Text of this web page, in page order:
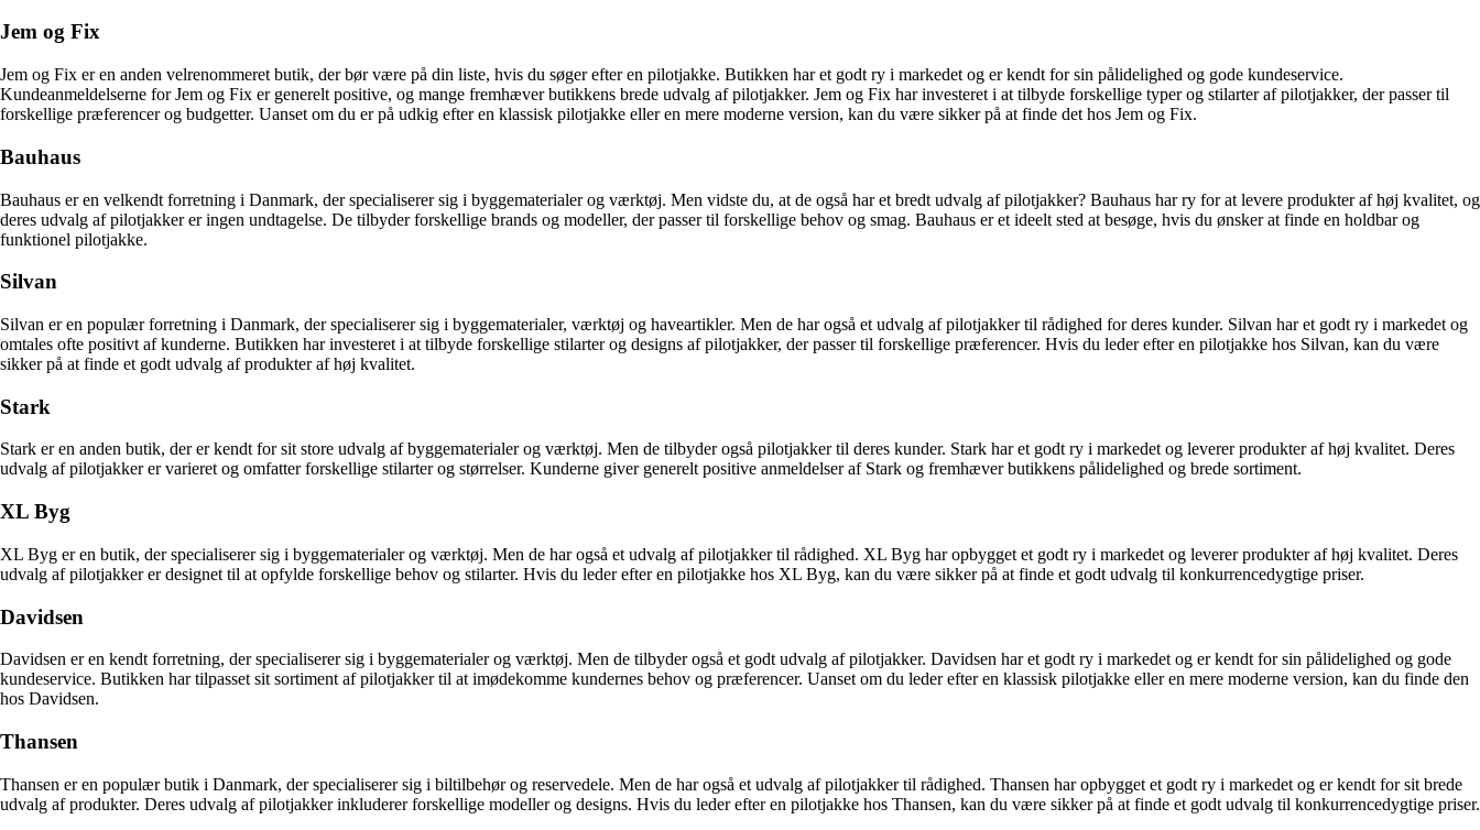
Jem og Fix
Jem og Fix er en anden velrenommeret butik, der bør være på din liste, hvis du søger efter en pilotjakke. Butikken har et godt ry i markedet og er kendt for sin pålidelighed og gode kundeservice.
Kundeanmeldelserne for Jem og Fix er generelt positive, og mange fremhæver butikkens brede udvalg af pilotjakker. Jem og Fix har investeret i at tilbyde forskellige typer og stilarter af pilotjakker, der passer til
forskellige præferencer og budgetter. Uanset om du er på udkig efter en klassisk pilotjakke eller en mere moderne version, kan du være sikker på at finde det hos Jem og Fix.
Bauhaus
Bauhaus er en velkendt forretning i Danmark, der specialiserer sig i byggematerialer og værktøj. Men vidste du, at de også har et bredt udvalg af pilotjakker? Bauhaus har ry for at levere produkter af høj kvalitet, og
deres udvalg af pilotjakker er ingen undtagelse. De tilbyder forskellige brands og modeller, der passer til forskellige behov og smag. Bauhaus er et ideelt sted at besøge, hvis du ønsker at finde en holdbar og
funktionel pilotjakke.
Silvan
Silvan er en populær forretning i Danmark, der specialiserer sig i byggematerialer, værktøj og haveartikler. Men de har også et udvalg af pilotjakker til rådighed for deres kunder. Silvan har et godt ry i markedet og
omtales ofte positivt af kunderne. Butikken har investeret i at tilbyde forskellige stilarter og designs af pilotjakker, der passer til forskellige præferencer. Hvis du leder efter en pilotjakke hos Silvan, kan du være
sikker på at finde et godt udvalg af produkter af høj kvalitet.
Stark
Stark er en anden butik, der er kendt for sit store udvalg af byggematerialer og værktøj. Men de tilbyder også pilotjakker til deres kunder. Stark har et godt ry i markedet og leverer produkter af høj kvalitet. Deres
udvalg af pilotjakker er varieret og omfatter forskellige stilarter og størrelser. Kunderne giver generelt positive anmeldelser af Stark og fremhæver butikkens pålidelighed og brede sortiment.
XL Byg
XL Byg er en butik, der specialiserer sig i byggematerialer og værktøj. Men de har også et udvalg af pilotjakker til rådighed. XL Byg har opbygget et godt ry i markedet og leverer produkter af høj kvalitet. Deres
udvalg af pilotjakker er designet til at opfylde forskellige behov og stilarter. Hvis du leder efter en pilotjakke hos XL Byg, kan du være sikker på at finde et godt udvalg til konkurrencedygtige priser.
Davidsen
Davidsen er en kendt forretning, der specialiserer sig i byggematerialer og værktøj. Men de tilbyder også et godt udvalg af pilotjakker. Davidsen har et godt ry i markedet og er kendt for sin pålidelighed og gode
kundeservice. Butikken har tilpasset sit sortiment af pilotjakker til at imødekomme kundernes behov og præferencer. Uanset om du leder efter en klassisk pilotjakke eller en mere moderne version, kan du finde den
hos Davidsen.
Thansen
Thansen er en populær butik i Danmark, der specialiserer sig i biltilbehør og reservedele. Men de har også et udvalg af pilotjakker til rådighed. Thansen har opbygget et godt ry i markedet og er kendt for sit brede
udvalg af produkter. Deres udvalg af pilotjakker inkluderer forskellige modeller og designs. Hvis du leder efter en pilotjakke hos Thansen, kan du være sikker på at finde et godt udvalg til konkurrencedygtige priser.